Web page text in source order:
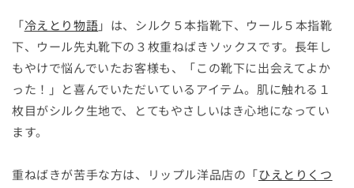
「冷えとり物語」は、シルク５本指靴下、ウール５本指靴
下、ウール先丸靴下の３枚重ねばきソックスです。長年し
もやけで悩んでいたお客様も、「この靴下に出会えてよか
った！」と喜んでいただいているアイテム。肌に触れる１
枚目がシルク生地で、とてもやさしいはき心地になってい
ます。
重ねばきが苦手な方は、リップル洋品店の「ひえとりくつ